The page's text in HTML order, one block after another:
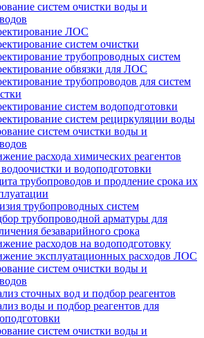
систем очистки воды и
ЛОС
систем очистки
трубопроводных систем
обвязки для ЛОС
трубопроводов для систем
систем водоподготовки
систем рециркуляции воды
систем очистки воды и
расхода химических реагентов
водоочистки и водоподготовки
трубопроводов и продление срока их
трубопроводных систем
трубопроводной арматуры для
безаварийного срока
расходов на водоподготовку
эксплуатационных расходов ЛОС
систем очистки воды и
сточных вод и подбор реагентов
воды и подбор реагентов для
систем очистки воды и